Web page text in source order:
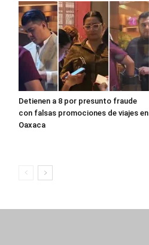
Detienen a 8 por presunto fraude
con falsas promociones de viajes en
Oaxaca